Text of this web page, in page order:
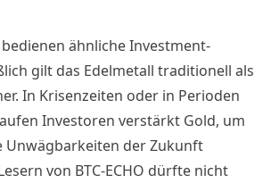
bedienen ähnliche Investment-
gilt das Edelmetall traditionell als
In Krisenzeiten oder in Perioden
Investoren verstärkt Gold, um
Unwägbarkeiten der Zukunft
von BTC-ECHO dürfte nicht